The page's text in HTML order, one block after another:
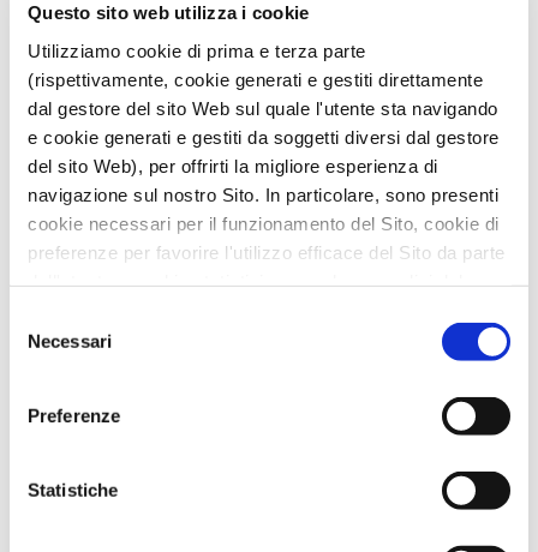
Questo sito web utilizza i cookie
Utilizziamo cookie di prima e terza parte
(rispettivamente, cookie generati e gestiti direttamente
dal gestore del sito Web sul quale l'utente sta navigando
e cookie generati e gestiti da soggetti diversi dal gestore
del sito Web), per offrirti la migliore esperienza di
navigazione sul nostro Sito. In particolare, sono presenti
cookie necessari per il funzionamento del Sito, cookie di
preferenze per favorire l'utilizzo efficace del Sito da parte
categorie di cookie accettare.
Per maggiori informazioni, consulta le nostre pagine
delNecessari
Preferenze
Statistiche